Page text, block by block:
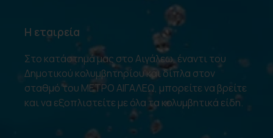
Η εταιρεία
Στο κατάστημά μας στο Αιγάλεω, έναντι του
Δημοτικού κολυμβητηρίου και δίπλα στον
σταθμό του ΜΕΤΡΟ ΑΙΓΑΛΕΩ, μπορείτε να βρείτε
και να εξοπλιστείτε με όλα τα κολυμβητικά είδη.